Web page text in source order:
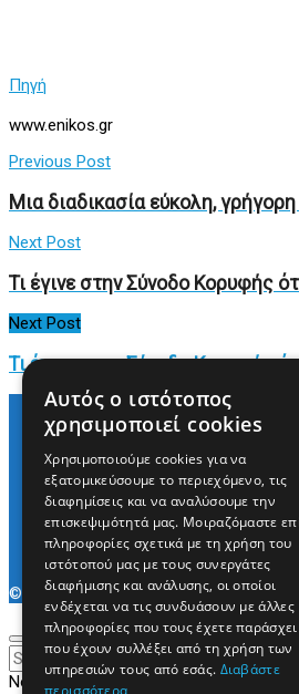
Πηγή
www.enikos.gr
Previous Post
Μια διαδικασία εύκολη,
Next Post
Τι έγινε στην Σύνοδο Κορυφής
Next Post
Τι έγινε στην Σύνοδο Κορυφής
Arkè Media Group
Radio Preveza 93
Arkè Advertising
Όροι και Προϋποθέσεις
Επικοινωνία
© 2022PrevezapostInspired byArkè
No Result
Αυτός ο ιστότοπος
χρησιμοποιεί cookies
Χρησιμοποιούμε cookies για να
εξατομικεύσουμε το περιεχόμενο, τις
διαφημίσεις και να αναλύσουμε την
επισκεψιμότητά μας. Μοιραζόμαστε
πληροφορίες σχετικά με τη χρήση του
ιστότοπού μας με τους συνεργάτες
διαφήμισης και ανάλυσης, οι οποίοι
ενδέχεται να τις συνδυάσουν με άλλες
πληροφορίες που τους έχετε
που έχουν συλλέξει από τη χρήση των
υπηρεσιών τους από εσάς. Διαβάστε
περισσότερα